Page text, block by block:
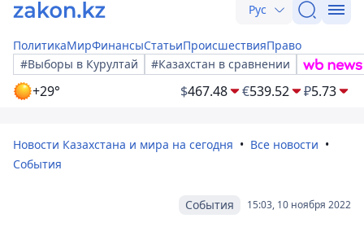
Рус
ПолитикаМирФинансыСтатьиПроисшествияПраво
#Выборы в Курултай
#Казахстан в сравнении
+29° $467.48 €539.52 ₽5.73
Новости Казахстана и мира на сегодня
Все новости
События
15:03, 10 ноября 2022
События